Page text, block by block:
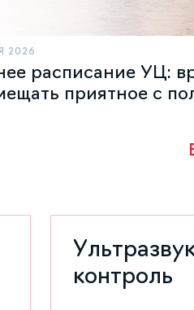
2026
расписание УЦ:
приятное с
контроль